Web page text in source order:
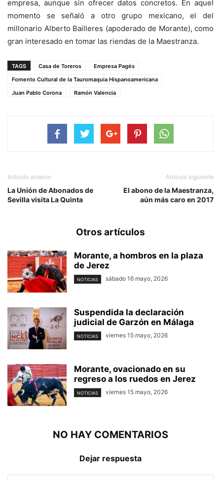
empresa, aunque sin ofrecer datos concretos. En aquel
momento se señaló a otro grupo mexicano, el del
millonario Alberto Bailleres (apoderado de Morante), como
gran interesado en tomar las riendas de la Maestranza.
TAGS Casa de Toreros
Empresa Pagés
Fomento Cultural de la Tauromaquia Hispanoamericana
Juan Pablo Corona
Ramón Valencia
Artículo anterior
La Unión de Abonados de
Sevilla visita La Quinta
Artículo siguiente
El abono de la Maestranza,
aún más caro en 2017
Otros artículos
Morante, a hombros en la plaza
de Jerez
NOTICIAS sábado 16 mayo, 2026
Suspendida la declaración
judicial de Garzón en Málaga
NOTICIAS viernes 15 mayo, 2026
Morante, ovacionado en su
regreso a los ruedos en Jerez
NOTICIAS viernes 15 mayo, 2026
NO HAY COMENTARIOS
Dejar respuesta